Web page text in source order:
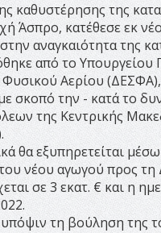
καθυστέρησης της
Άσπρο, κατέθεσε εκ
αναγκαιότητα της
από το Υπουργείου
Φυσικού Αερίου
σκοπό την - κατά το
της Κεντρικής
θα εξυπηρετείται
νέου αγωγού προς τη
σε 3 εκατ. € και η
τη βούληση της